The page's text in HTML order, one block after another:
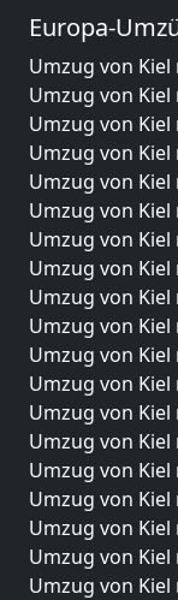
Europa-
Umzug von Kiel
Umzug von Kiel
Umzug von
Umzug von
Umzug von Kiel
Umzug von
Umzug von
Umzug von
Umzug von
Umzug von Kiel
Umzug von
Umzug von Kiel
Umzug von Kiel
Umzug von
Umzug von
Umzug von
Umzug von
Umzug von
Umzug von